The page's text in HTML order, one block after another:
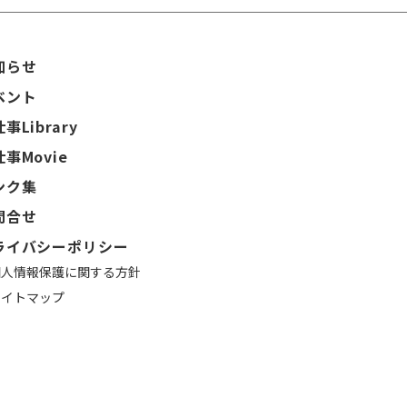
らせ
ント
事Library
事Movie
ク集
合せ
イバシーポリシー
情報保護に関する方針
トマップ